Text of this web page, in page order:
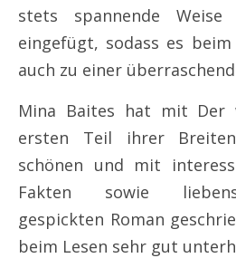
stets spannende
eingefügt, sodass es
auch zu einer
Mina Baites hat mit Der
ersten Teil ihrer
schönen und mit
Fakten sowie
gespickten Roman
beim Lesen sehr gut